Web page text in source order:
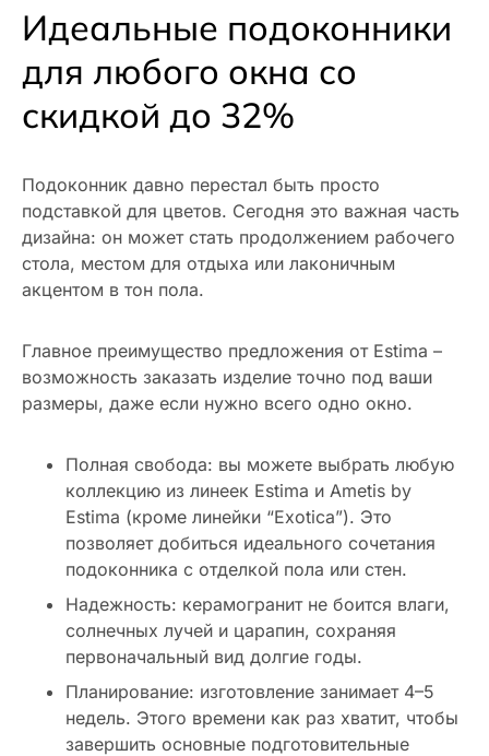
Идеальные подоконники
для любого окна со
скидкой до 32%
Подоконник давно перестал быть просто
подставкой для цветов. Сегодня это важная часть
дизайна: он может стать продолжением рабочего
стола, местом для отдыха или лаконичным
акцентом в тон пола.
Главное преимущество предложения от Estima –
возможность заказать изделие точно под ваши
размеры, даже если нужно всего одно окно.
Полная свобода: вы можете выбрать любую
коллекцию из линеек Estima и Ametis by
Estima (кроме линейки “Exotica”). Это
позволяет добиться идеального сочетания
подоконника с отделкой пола или стен.
Надежность: керамогранит не боится влаги,
солнечных лучей и царапин, сохраняя
первоначальный вид долгие годы.
Планирование: изготовление занимает 4–5
недель. Этого времени как раз хватит, чтобы
завершить основные подготовительные